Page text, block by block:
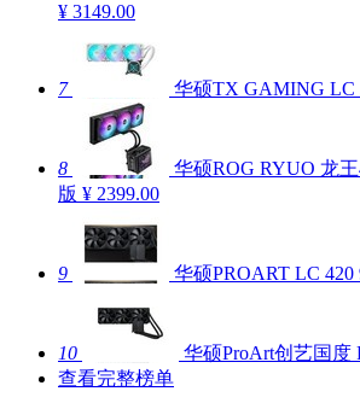
¥ 3149.00
7 华硕TX GAMING LC
8
华硕ROG RYUO 龙
版 ¥ 2399.00
9 华硕PROART LC 420
10 华硕ProArt创艺国度
查看完整榜单